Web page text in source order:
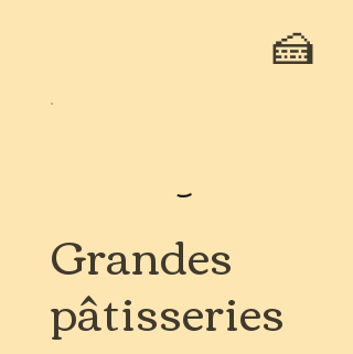
🍰
Grandes
pâtisseries